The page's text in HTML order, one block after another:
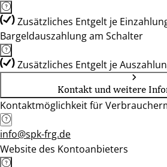
Zusätzliches Entgelt je
Bargeldauszahlung am Schalter
Zusätzliches Entgelt je
Kontakt und weitere
Kontaktmöglichkeit für
info@spk-frg.de
Website des Kontoanbieters